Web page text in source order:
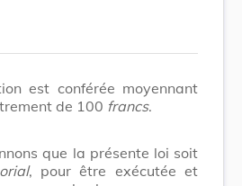
est conférée moyennant
de 100 francs.
que la présente loi soit
, pour être exécutée et